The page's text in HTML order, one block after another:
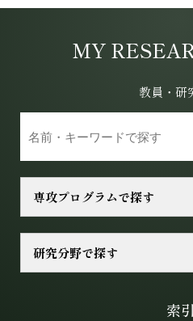
MY
教員・研
専攻プログラムで探す
研究分野で探す
索引